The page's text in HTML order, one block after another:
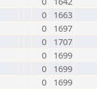
0
1663
0
1697
0
1707
0
1699
0
1699
0
1699